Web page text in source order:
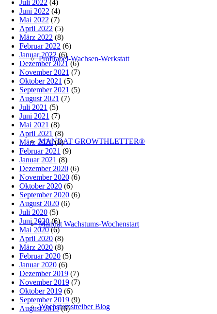
Profitabel-Wachsen-Werkstatt
MANDAT GROWTHLETTER®
Mandat Wachstums-Wochenstart
Wachstumstreiber Blog
Juli 2022 (4)
Juni 2022 (4)
Mai 2022 (7)
April 2022 (5)
März 2022 (8)
Februar 2022 (6)
Januar 2022 (6)
Dezember 2021(6)
November 2021 (7)
Oktober 2021 (5)
September 2021 (5)
August 2021 (7)
Juli 2021 (5)
Juni 2021 (7)
Mai 2021 (8)
April 2021 (8)
März 2021(8)
Februar 2021 (9)
Januar 2021 (8)
Dezember 2020 (6)
November 2020 (6)
Oktober 2020 (6)
September 2020 (6)
August 2020 (6)
Juli 2020 (5)
Juni 2020(6)
Mai 2020(6)
April 2020 (8)
März 2020 (8)
Februar 2020 (5)
Januar 2020 (6)
Dezember 2019 (7)
November 2019 (7)
Oktober 2019 (6)
September 2019 (9)
August 2019(6)